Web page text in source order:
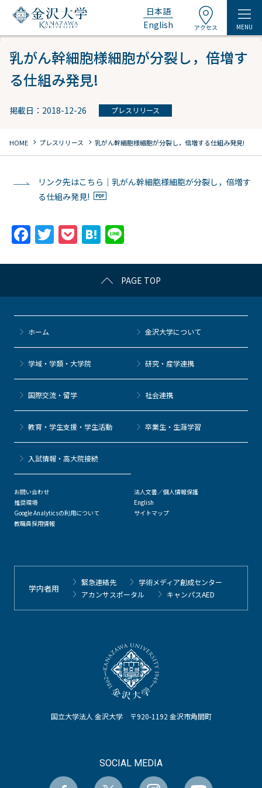
日本語
English
アクセス MENU
乳がん幹細胞様細胞が分裂し，倍増す
る仕組み発見!
掲載日：2018-12-26 プレスリリース
HOME chevron_right プレスリリース chevron_right 乳がん幹細胞様細胞が分裂し，倍増する仕組み発見!
リンク先はこちら｜乳がん幹細胞様細胞が分裂し，倍増す
る仕組み発見!
F
c
e
b
o
o
k
T
itt
er
P
c
k
et
H
e
n
a
e
PAGE TOP
国立大学法人 金沢大学 〒920-1192 金沢市角間町
SOCIAL MEDIA
ホーム 金沢大学について
学域・学類・大学院 研究・産学連携
国際交流・留学 社会連携
教育・学生支援・学生活動 卒業生・生涯学習
⼊試情報・高大院接続
お問い合わせ
推奨環境
Google Analyticsの利用について
教職員採用情報
法人文書／個人情報保護
English
サイトマップ
学内者用
緊急連絡先
学術メディア創成センター
アカンサスポータル
キャンパスAED